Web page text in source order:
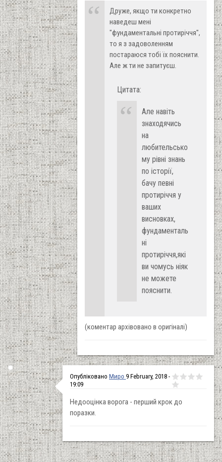
Друже, якщо ти конкретно
наведеш мені
"фундаментальні протиріччя",
то я з задоволенням
постараюся тобі їх пояснити.
Але ж ти не запитуєш.
Цитата:
Але навіть
знаходячись
на
любительсько
му рівні знань
по історії,
бачу певні
протиріччя у
ваших
висновках,
фундаменталь
ні
протиріччя,які
ви чомусь ніяк
не можете
пояснити.
(коментар архівовано в оригіналі)
Опубліковано Миро 9 February, 2018 -
19:09
Недооцінка ворога - перший крок до
поразки.